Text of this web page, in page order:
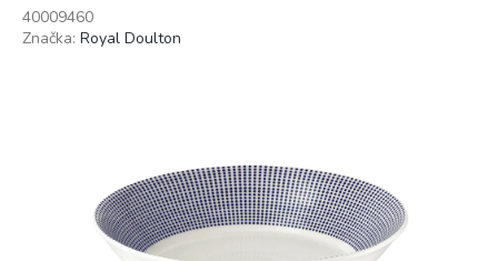
40009460
Značka: Royal Doulton